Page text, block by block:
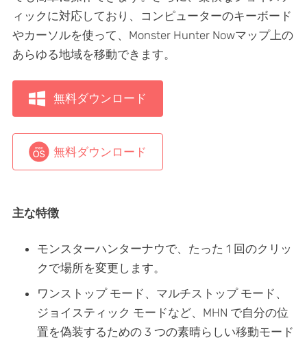
ィックに対応しており、コンピューターのキーボード
やカーソルを使って、Monster Hunter Nowマップ上の
あらゆる地域を移動できます。
無料ダウンロード
無料ダウンロード
主な特徴
モンスターハンターナウで、たった 1 回のクリッ
クで場所を変更します。
ワンストップ モード、マルチストップ モード、
ジョイスティック モードなど、MHN で自分の位
置を偽装するための 3 つの素晴らしい移動モード